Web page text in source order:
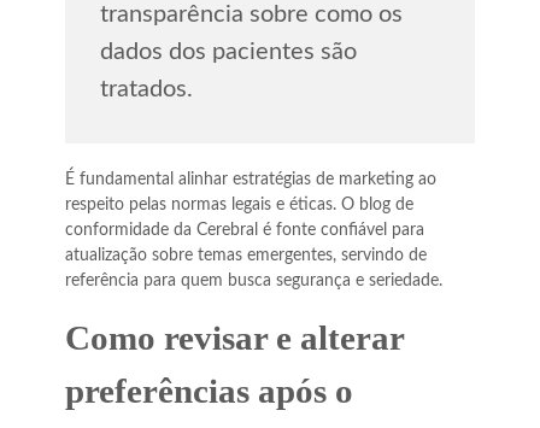
transparência sobre como os
dados dos pacientes são
tratados.
É fundamental alinhar estratégias de marketing ao
respeito pelas normas legais e éticas. O blog de
conformidade da Cerebral é fonte confiável para
atualização sobre temas emergentes, servindo de
referência para quem busca segurança e seriedade.
Como revisar e alterar
preferências após o